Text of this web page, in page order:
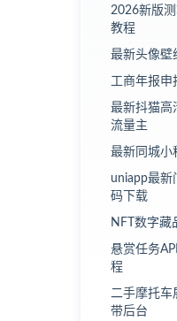
2026新版
教程
最新头像壁
工商年报申
最新抖猫高
流量主
最新同城小
uniapp最新
码下载
NFT数字藏
悬赏任务
程
二手摩托车
带后台